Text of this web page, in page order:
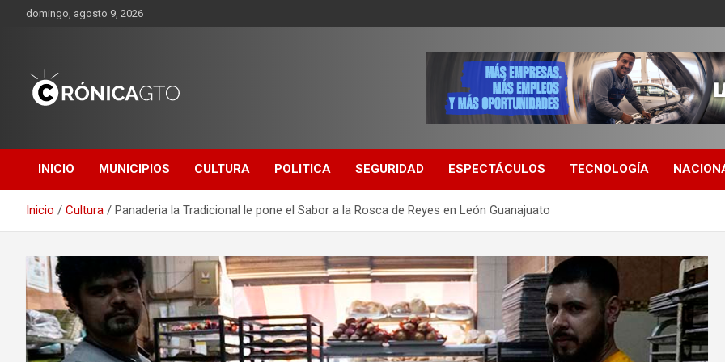
domingo, agosto 9, 2026
GUANAJUATO
INICIO MUNICIPIOS CULTURA POLITICA SEGURIDAD ESPECTÁCULOS TECNOLOGÍA
Inicio Cultura Panaderia la Tradicional le pone el Sabor a la Rosca de Reyes en León Guanajuato